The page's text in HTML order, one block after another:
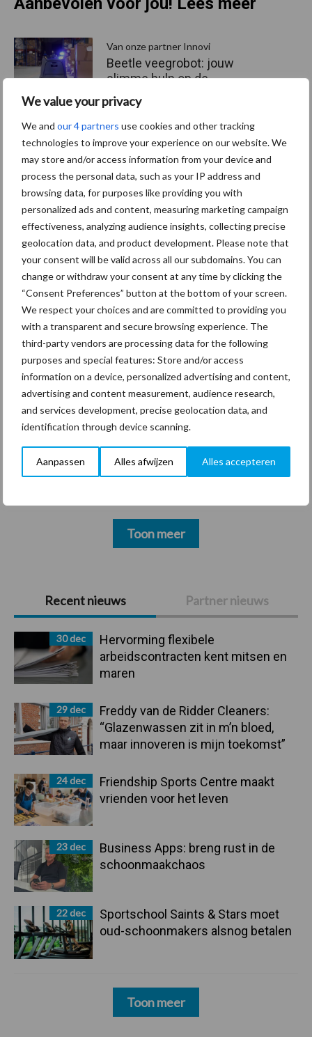
We value your privacy
We and our 4 partners use cookies and other tracking
technologies to improve your experience on our website. We
may store and/or access information from your device and
process the personal data, such as your IP address and
browsing data, for purposes like providing you with
personalized ads and content, measuring marketing campaign
effectiveness, analyzing audience insights, collecting precise
geolocation data, and product development. Please note that
your consent will be valid across all our subdomains. You can
change or withdraw your consent at any time by clicking the
“Consent Preferences” button at the bottom of your screen.
We respect your choices and are committed to providing you
with a transparent and secure browsing experience. The
third-party vendors are processing data for the following
purposes and special features: Store and/or access
information on a device, personalized advertising and content,
advertising and content measurement, audience research,
and services development, precise geolocation data, and
identification through device scanning.
Aanpassen Alles afwijzen Alles accepteren
Primaire
Sidebar
Recent nieuws Partner nieuws
30 dec
Hervorming flexibele
arbeidscontracten kent mitsen en
maren
29 dec
Freddy van de Ridder Cleaners:
“Glazenwassen zit in m’n bloed,
maar innoveren is mijn toekomst”
24 dec
Friendship Sports Centre maakt
vrienden voor het leven
23 dec
Business Apps: breng rust in de
schoonmaakchaos
22 dec
Sportschool Saints & Stars moet
oud-schoonmakers alsnog betalen
Toon meer
Van onze partner Innovi
Beetle veegrobot: jouw
slimme hulp op de
werkvloer
Van onze partner The Legal
Company
Bescherming van
persoonsgegevens: grip op
de risico’s
Hervorming flexibele
arbeidscontracten kent
mitsen en maren
Vakpartners Thema's
SieV UVC
Toon meer